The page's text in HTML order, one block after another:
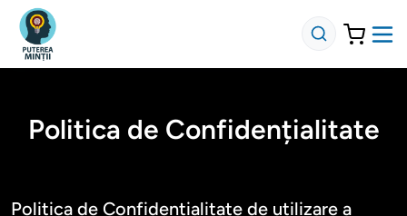
Politica de Confidențialitate
Politica de Confidențialitate de utilizare a